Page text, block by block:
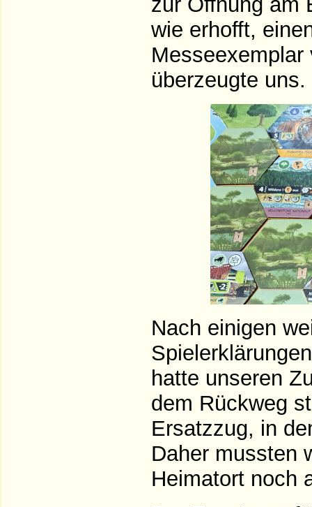
wie erhofft,
überzeugte uns.
Nach einigen
hatte unseren
dem Rückweg
Ersatzzug, in
Daher mussten
Heimatort noch